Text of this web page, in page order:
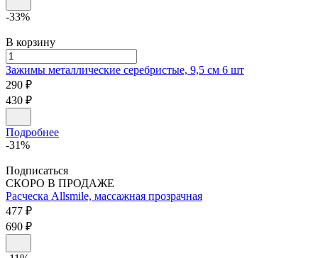
-33%
В корзину
Зажимы металлические серебристые, 9,5 см 6 шт
290 ₽
430 ₽
Подробнее
-31%
Подписаться
СКОРО В ПРОДАЖЕ
Расческа Allsmile, массажная прозрачная
477 ₽
690 ₽